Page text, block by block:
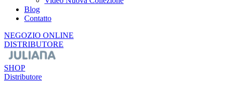
Blog
Contatto
NEGOZIO ONLINE
DISTRIBUTORE
SHOP
Distributore